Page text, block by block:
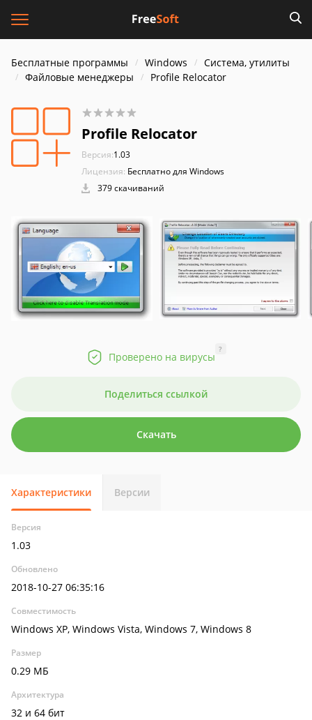
Бесплатные программы Windows
Система, утилиты
Файловые менеджеры
Profile Relocator
Profile Relocator
Версия:1.03
Лицензия: Бесплатно для Windows
379 скачиваний
Проверено на вирусы
?
Поделиться ссылкой
Скачать
Характеристики Версии
Версия
1.03
Обновлено
2018-10-27 06:35:16
Совместимость
Windows XP, Windows Vista, Windows 7, Windows 8
Размер
0.29 МБ
Архитектура
32 и 64 бит